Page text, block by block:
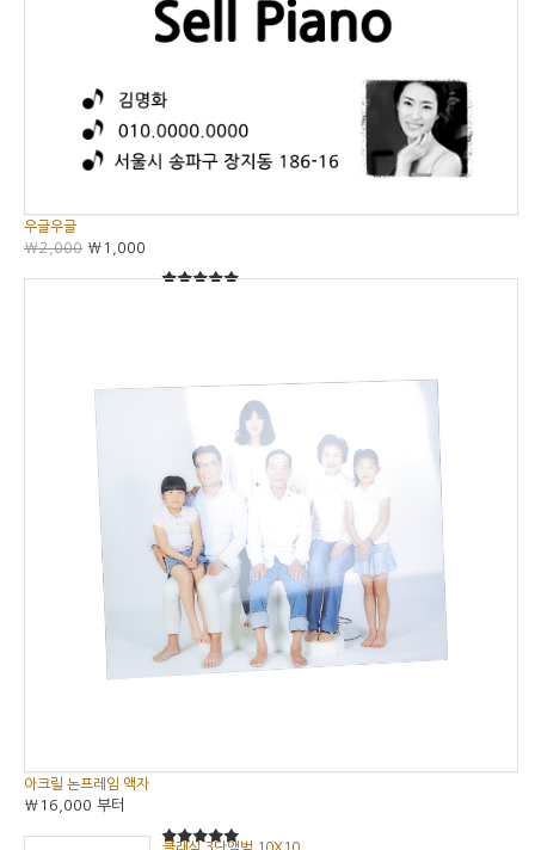
우글우글
₩2,000 ₩1,000
아크릴 논프레임 액자
₩16,000 부터
클래식 3단앨범 10X10